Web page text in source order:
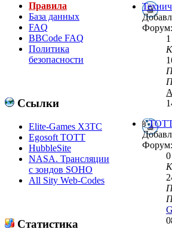
Правила
База данных
FAQ
BBCode FAQ
Политика
безопасности
Ссылки
Elite-Games X3TC
Egosoft TOTT
HubbleSite
NASA. Трансляции
с зондов SOHO
All Sity Web-Codes
Статистика
Форум:
1
Форум:
0